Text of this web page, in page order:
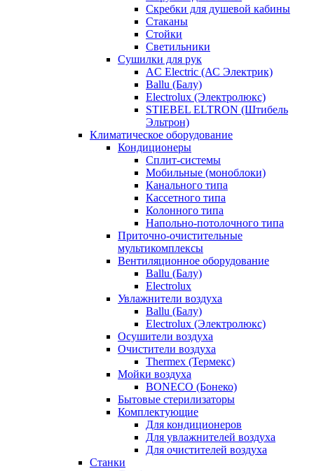
Скребки для душевой кабины
Стаканы
Стойки
Светильники
Сушилки для рук
AC Electric (АС Электрик)
Ballu (Балу)
Electrolux (Электролюкс)
STIEBEL ELTRON (Штибель
Эльтрон)
Климатическое оборудование
Кондиционеры
Сплит-системы
Мобильные (моноблоки)
Канального типа
Кассетного типа
Колонного типа
Напольно-потолочного типа
Приточно-очистительные
мультикомплексы
Вентиляционное оборудование
Ballu (Балу)
Electrolux
Увлажнители воздуха
Ballu (Балу)
Electrolux (Электролюкс)
Осушители воздуха
Очистители воздуха
Thermex (Термекс)
Мойки воздуха
BONECO (Бонеко)
Бытовые стерилизаторы
Комплектующие
Для кондиционеров
Для увлажнителей воздуха
Для очистителей воздуха
Станки